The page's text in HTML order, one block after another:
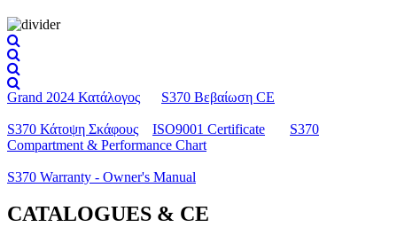
Grand 2024 Κατάλογος S370 Βεβαίωση CE
S370 Κάτοψη Σκάφους ISO9001 Certificate
S370
Compartment & Performance Chart
S370 Warranty - Owner's Manual
CATALOGUES & CE